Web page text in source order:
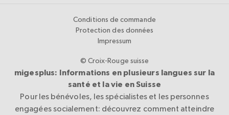
Conditions de commande
Protection des données
Impressum
© Croix-Rouge suisse
migesplus: Informations en plusieurs langues sur la
santé et la vie en Suisse
Pour les bénévoles, les spécialistes et les personnes
engagées socialement: découvrez comment atteindre